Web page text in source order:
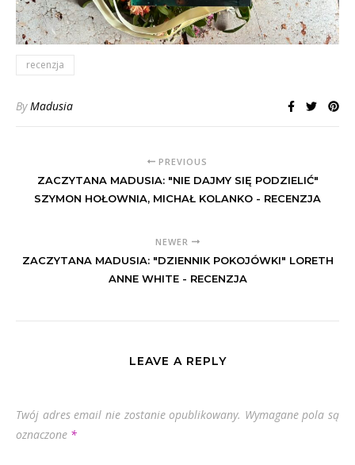
recenzja
ByMadusia
PREVIOUS
ZACZYTANA MADUSIA: "NIE DAJMY SIĘ PODZIELIĆ"
SZYMON HOŁOWNIA, MICHAŁ KOLANKO - RECENZJA
NEWER
ZACZYTANA MADUSIA: "DZIENNIK POKOJÓWKI" LORETH
ANNE WHITE - RECENZJA
LEAVE A REPLY
Twój adres email nie zostanie opublikowany. Wymagane pola są
oznaczone *